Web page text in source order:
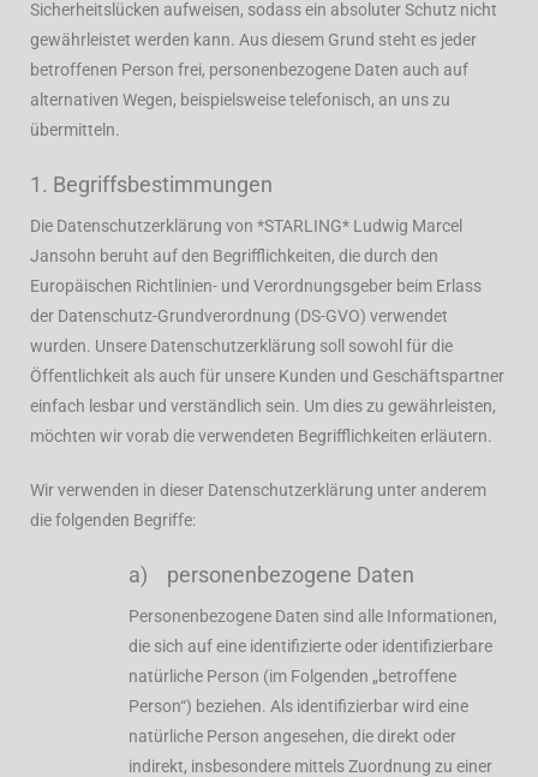
Sicherheitslücken aufweisen, sodass ein absoluter Schutz nicht
gewährleistet werden kann. Aus diesem Grund steht es jeder
betroffenen Person frei, personenbezogene Daten auch auf
alternativen Wegen, beispielsweise telefonisch, an uns zu
übermitteln.
1. Begriffsbestimmungen
Die Datenschutzerklärung von *STARLING* Ludwig Marcel
Jansohn beruht auf den Begrifflichkeiten, die durch den
Europäischen Richtlinien- und Verordnungsgeber beim Erlass
der Datenschutz-Grundverordnung (DS-GVO) verwendet
wurden. Unsere Datenschutzerklärung soll sowohl für die
Öffentlichkeit als auch für unsere Kunden und Geschäftspartner
einfach lesbar und verständlich sein. Um dies zu gewährleisten,
möchten wir vorab die verwendeten Begrifflichkeiten erläutern.
Wir verwenden in dieser Datenschutzerklärung unter anderem
die folgenden Begriffe:
a) personenbezogene Daten
Personenbezogene Daten sind alle Informationen,
die sich auf eine identifizierte oder identifizierbare
natürliche Person (im Folgenden „betroffene
Person“) beziehen. Als identifizierbar wird eine
natürliche Person angesehen, die direkt oder
indirekt, insbesondere mittels Zuordnung zu einer